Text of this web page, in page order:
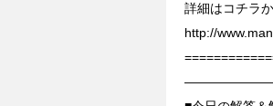
詳細はコチラ
http://